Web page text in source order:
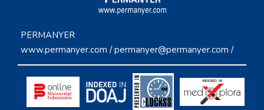
PERMANYER
www.permanyer.com /permanyer@permanyer.com /